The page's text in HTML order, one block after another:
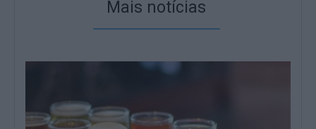
Mais notícias